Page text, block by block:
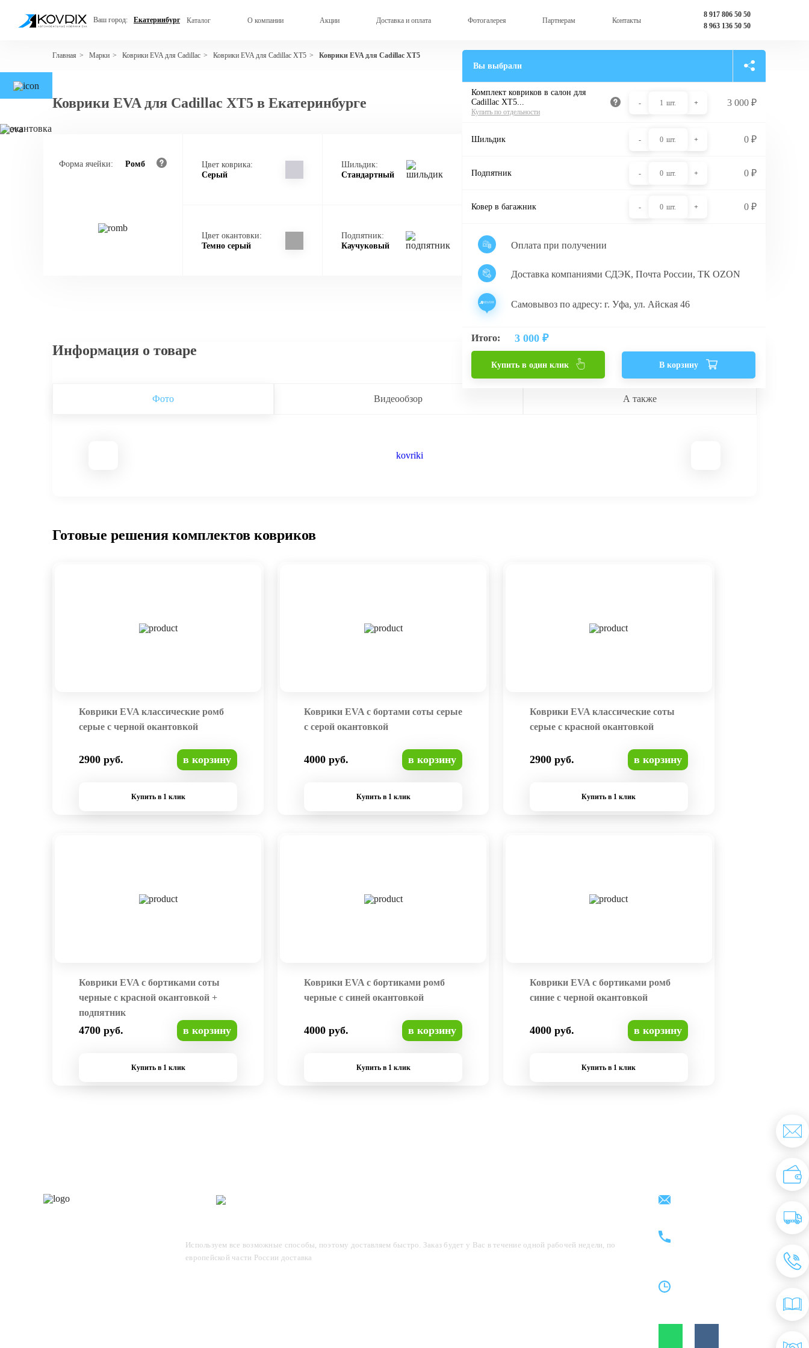
Ваш город: Екатеринбург Каталог О компании Акции Доставка и оплата Фотогалерея Партнерам Контакты
8 917 806 50 50
8 963 136 50 50
Главная > Марки > Коврики EVA для Cadillac > Коврики EVA для Cadillac XT5 > Коврики EVA для Cadillac XT5
Коврики EVA для Cadillac XT5 в Екатеринбурге
Форма ячейки: Ромб
Цвет коврика:
Серый
Шильдик:
Стандартный
Цвет окантовки:
Темно серый
Подпятник:
Каучуковый
Вы выбрали
Комплект ковриков в салон для
Cadillac XT5...
Купить по отдельности
- 1 шт. + 3 000₽
Шильдик - 0 шт. + 0₽
Подпятник - 0 шт. + 0₽
Ковер в багажник - 0 шт. + 0₽
Оплата при получении
Доставка компаниями СДЭК, Почта России, ТК OZON
Самовывоз по адресу: г. Уфа, ул. Айская 46
Итого: 3 000 ₽
Купить в один клик В корзину
Информация о товаре
Фото Видеообзор А также
Готовые решения комплектов ковриков
Коврики EVA классические ромб
серые с черной окантовкой
2900 руб. в корзину
Купить в 1 клик
Коврики EVA с бортами соты серые
с серой окантовкой
4000 руб. в корзину
Купить в 1 клик
Коврики EVA классические соты
серые с красной окантовкой
2900 руб. в корзину
Купить в 1 клик
Коврики EVA с бортиками соты
черные с красной окантовкой +
подпятник
4700 руб. в корзину
Купить в 1 клик
Коврики EVA с бортиками ромб
черные с синей окантовкой
4000 руб. в корзину
Купить в 1 клик
Коврики EVA с бортиками ромб
синие с черной окантовкой
4000 руб. в корзину
Купить в 1 клик
Используем все возможные способы, поэтому доставляем быстро. Заказ будет у Вас в течение одной рабочей недели, по
европейской части России доставка